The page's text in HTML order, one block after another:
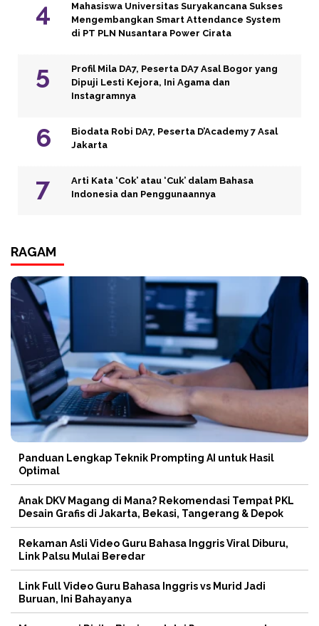
Mahasiswa Universitas Suryakancana Sukses
Mengembangkan Smart Attendance System
di PT PLN Nusantara Power Cirata
Profil Mila DA7, Peserta DA7 Asal Bogor yang
Dipuji Lesti Kejora, Ini Agama dan
Instagramnya
Biodata Robi DA7, Peserta D’Academy 7 Asal
Jakarta
Arti Kata ‘Cok’ atau ‘Cuk’ dalam Bahasa
Indonesia dan Penggunaannya
RAGAM
Panduan Lengkap Teknik Prompting AI untuk Hasil
Optimal
Anak DKV Magang di Mana? Rekomendasi Tempat PKL
Desain Grafis di Jakarta, Bekasi, Tangerang & Depok
Rekaman Asli Video Guru Bahasa Inggris Viral Diburu,
Link Palsu Mulai Beredar
Link Full Video Guru Bahasa Inggris vs Murid Jadi
Buruan, Ini Bahayanya